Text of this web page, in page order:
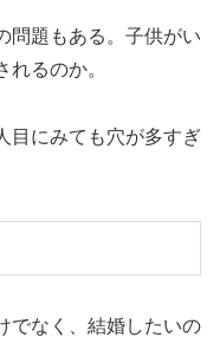
問題もある。子供がい
るのか。
目にみても穴が多すぎ
でなく、結婚したいの